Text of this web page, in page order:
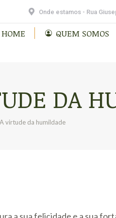
Onde estamos - Rua
HOME QUEM SOMOS
DA
A virtude da humildade
HOME